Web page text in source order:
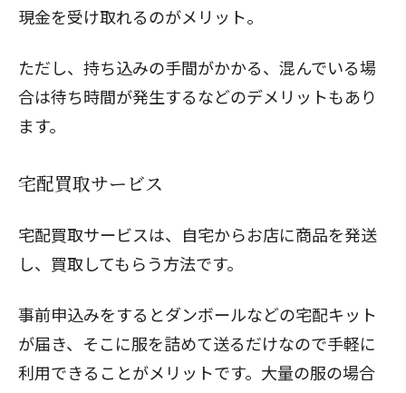
現金を受け取れるのがメリット。
ただし、持ち込みの手間がかかる、混んでいる場
合は待ち時間が発生するなどのデメリットもあり
ます。
宅配買取サービス
宅配買取サービスは、自宅からお店に商品を発送
し、買取してもらう方法です。
事前申込みをするとダンボールなどの宅配キット
が届き、そこに服を詰めて送るだけなので手軽に
利用できることがメリットです。大量の服の場合